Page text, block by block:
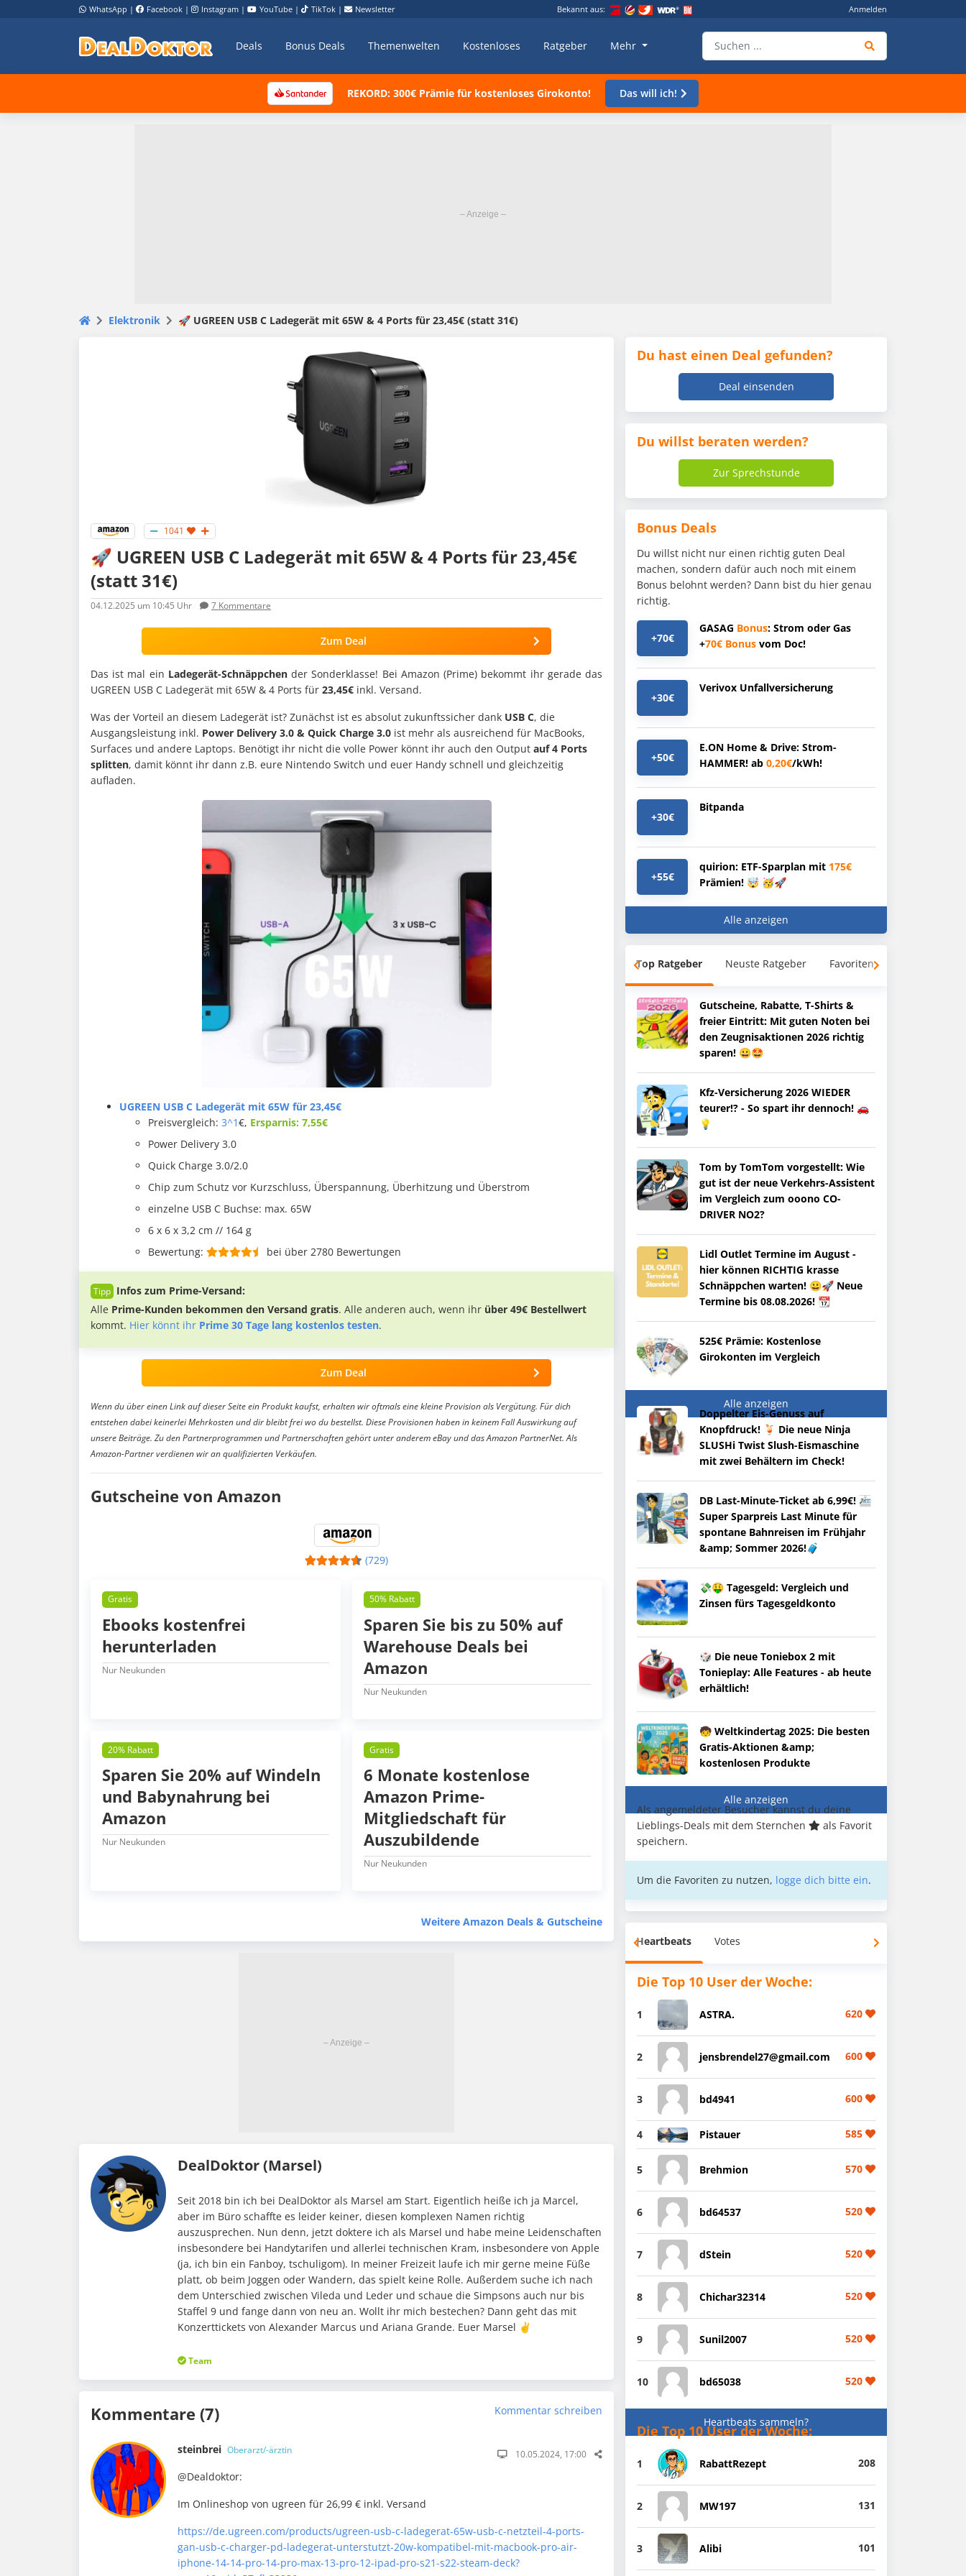
WhatsApp | Facebook | Instagram | YouTube | TikTok | Newsletter Bekannt aus: Anmelden
Deals Bonus Deals Themenwelten Kostenloses Ratgeber Mehr
REKORD: 300€ Prämie für kostenloses Girokonto! Das will ich!
Elektronik 🚀 UGREEN USB C Ladegerät mit 65W & 4 Ports für 23,45€ (statt 31€)
1041
🚀 UGREEN USB C Ladegerät mit 65W & 4 Ports für 23,45€
(statt 31€)
04.12.2025 um 10:45 Uhr 7 Kommentare
Zum Deal
Das ist mal ein Ladegerät-Schnäppchender Sonderklasse! Bei Amazon (Prime) bekommt ihr gerade das
UGREEN USB C Ladegerät mit 65W & 4 Ports für 23,45€ inkl. Versand.
Was der Vorteil an diesem Ladegerät ist? Zunächst ist es absolut zukunftssicher dank USB C, die
Ausgangsleistung inkl. Power Delivery 3.0 & Quick Charge 3.0 ist mehr als ausreichend für MacBooks,
Surfaces und andere Laptops. Benötigt ihr nicht die volle Power könnt ihr auch den Output auf 4 Ports
splitten, damit könnt ihr dann z.B. eure Nintendo Switch und euer Handy schnell und gleichzeitig
aufladen.
UGREEN USB C Ladegerät mit 65W für 23,45€
Preisvergleich: 3^1€, Ersparnis: 7,55€
Power Delivery 3.0
Quick Charge 3.0/2.0
Chip zum Schutz vor Kurzschluss, Überspannung, Überhitzung und Überstrom
einzelne USB C Buchse: max. 65W
6 x 6 x 3,2 cm // 164 g
Bewertung:
bei über 2780 Bewertungen
Infos zum Prime-Versand:
Alle Prime-Kunden bekommen den Versand gratis. Alle anderen auch, wenn ihr über 49€ Bestellwert
kommt. Hier könnt ihr Prime 30 Tage lang kostenlos testen.
Zum Deal
Wenn du über einen Link auf dieser Seite ein Produkt kaufst, erhalten wir oftmals eine kleine Provision als Vergütung. Für dich
entstehen dabei keinerlei Mehrkosten und dir bleibt frei wo du bestellst. Diese Provisionen haben in keinem Fall Auswirkung auf
unsere Beiträge. Zu den Partnerprogrammen und Partnerschaften gehört unter anderem eBay und das Amazon PartnerNet. Als
Amazon-Partner verdienen wir an qualifizierten Verkäufen.
Gutscheine von Amazon
(729)
Gratis
Ebooks kostenfrei
herunterladen
Nur Neukunden
50% Rabatt
Sparen Sie bis zu 50% auf
Warehouse Deals bei
Amazon
Nur Neukunden
20% Rabatt
Sparen Sie 20% auf Windeln
und Babynahrung bei
Amazon
Nur Neukunden
Gratis
6 Monate kostenlose
Amazon Prime-
Mitgliedschaft für
Auszubildende
Nur Neukunden
Weitere Amazon Deals & Gutscheine
DealDoktor (Marsel)
Seit 2018 bin ich bei DealDoktor als Marsel am Start. Eigentlich heiße ich ja Marcel,
aber im Büro schaffte es leider keiner, diesen komplexen Namen richtig
auszusprechen. Nun denn, jetzt doktere ich als Marsel und habe meine Leidenschaften
insbesondere bei Handytarifen und allerlei technischen Kram, insbesondere von Apple
(ja, ich bin ein Fanboy, tschuligom). In meiner Freizeit laufe ich mir gerne meine Füße
platt, ob beim Joggen oder Wandern, das spielt keine Rolle. Außerdem suche ich nach
dem Unterschied zwischen Vileda und Leder und schaue die Simpsons auch nur bis
Staffel 9 und fange dann von neu an. Wollt ihr mich bestechen? Dann geht das mit
Konzerttickets von Alexander Marcus und Ariana Grande. Euer Marsel ✌️
Team
Kommentare (7) Kommentar schreiben
steinbrei Oberarzt/-ärztin 10.05.2024, 17:00
@Dealdoktor:
Im Onlineshop von ugreen für 26,99 € inkl. Versand
https://de.ugreen.com/products/ugreen-usb-c-ladegerat-65w-usb-c-netzteil-4-ports-
gan-usb-c-charger-pd-ladegerat-unterstutzt-20w-kompatibel-mit-macbook-pro-air-
iphone-14-14-pro-14-pro-max-13-pro-12-ipad-pro-s21-s22-steam-deck?
Du hast einen Deal gefunden?
Deal einsenden
Du willst beraten werden?
Zur Sprechstunde
Bonus Deals
Du willst nicht nur einen richtig guten Deal
machen, sondern dafür auch noch mit einem
Bonus belohnt werden? Dann bist du hier genau
richtig.
+70€
GASAG Bonus: Strom oder Gas
+70€ Bonus vom Doc!
+30€
Verivox Unfallversicherung
+50€
E.ON Home & Drive: Strom-
HAMMER! ab 0,20€/kWh!
+30€
Bitpanda
+55€
quirion: ETF-Sparplan mit 175€
Prämien! 🤯 🥳🚀
Alle anzeigen
Top Ratgeber Neuste Ratgeber Favoriten
Gutscheine, Rabatte, T-Shirts &
freier Eintritt: Mit guten Noten bei
den Zeugnisaktionen 2026 richtig
sparen! 😀🤩
Kfz-Versicherung 2026 WIEDER
teurer!? - So spart ihr dennoch! 🚗
💡
Tom by TomTom vorgestellt: Wie
gut ist der neue Verkehrs-Assistent
im Vergleich zum ooono CO-
DRIVER NO2?
Lidl Outlet Termine im August -
hier können RICHTIG krasse
Schnäppchen warten! 😀🚀 Neue
Termine bis 08.08.2026! 📆
525€ Prämie: Kostenlose
Girokonten im Vergleich
Alle anzeigen
Doppelter Eis-Genuss auf
Knopfdruck! 🍹 Die neue Ninja
SLUSHi Twist Slush-Eismaschine
mit zwei Behältern im Check!
DB Last-Minute-Ticket ab 6,99€! 🚈
Super Sparpreis Last Minute für
spontane Bahnreisen im Frühjahr
&amp; Sommer 2026!🧳
💸🤑 Tagesgeld: Vergleich und
Zinsen fürs Tagesgeldkonto
🎲 Die neue Toniebox 2 mit
Tonieplay: Alle Features - ab heute
erhältlich!
🧒 Weltkindertag 2025: Die besten
Gratis-Aktionen &amp;
kostenlosen Produkte
Alle anzeigen
Als angemeldeter Besucher kannst du deine
Lieblings-Deals mit dem Sternchen
als Favorit
speichern.
Um die Favoriten zu nutzen, logge dich bitte ein.
Heartbeats Votes
Die Top 10 User der Woche:
1 ASTRA. 620
2 jensbrendel27@gmail.com 600
3 bd4941 600
4 Pistauer 585
5 Brehmion 570
6 bd64537 520
7 dStein 520
8 Chichar32314 520
9 Sunil2007 520
10 bd65038 520
Heartbeats sammeln?
Die Top 10 User der Woche:
1 RabattRezept 208
2 MW197 131
3 Alibi 101